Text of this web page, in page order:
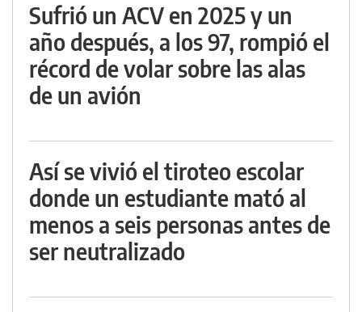
Sufrió un ACV en 2025 y un
año después, a los 97, rompió el
récord de volar sobre las alas
de un avión
Así se vivió el tiroteo escolar
donde un estudiante mató al
menos a seis personas antes de
ser neutralizado